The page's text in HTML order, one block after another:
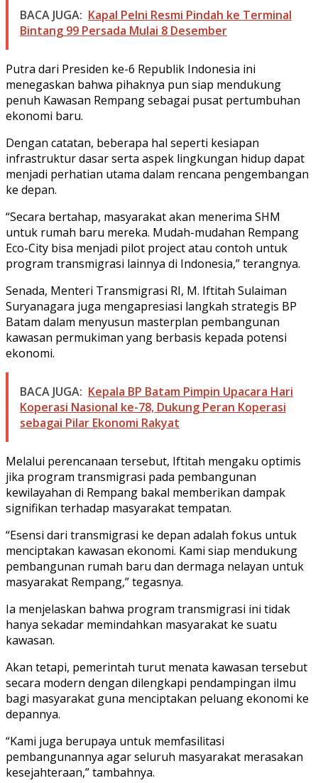
BACA JUGA: Kapal Pelni Resmi Pindah ke Terminal
Bintang 99 Persada Mulai 8 Desember
Putra dari Presiden ke-6 Republik Indonesia ini
menegaskan bahwa pihaknya pun siap mendukung
penuh Kawasan Rempang sebagai pusat pertumbuhan
ekonomi baru.
Dengan catatan, beberapa hal seperti kesiapan
infrastruktur dasar serta aspek lingkungan hidup dapat
menjadi perhatian utama dalam rencana pengembangan
ke depan.
“Secara bertahap, masyarakat akan menerima SHM
untuk rumah baru mereka. Mudah-mudahan Rempang
Eco-City bisa menjadi pilot project atau contoh untuk
program transmigrasi lainnya di Indonesia,” terangnya.
Senada, Menteri Transmigrasi RI, M. Iftitah Sulaiman
Suryanagara juga mengapresiasi langkah strategis BP
Batam dalam menyusun masterplan pembangunan
kawasan permukiman yang berbasis kepada potensi
ekonomi.
BACA JUGA: Kepala BP Batam Pimpin Upacara Hari
Koperasi Nasional ke-78, Dukung Peran Koperasi
sebagai Pilar Ekonomi Rakyat
Melalui perencanaan tersebut, Iftitah mengaku optimis
jika program transmigrasi pada pembangunan
kewilayahan di Rempang bakal memberikan dampak
signifikan terhadap masyarakat tempatan.
“Esensi dari transmigrasi ke depan adalah fokus untuk
menciptakan kawasan ekonomi. Kami siap mendukung
pembangunan rumah baru dan dermaga nelayan untuk
masyarakat Rempang,” tegasnya.
Ia menjelaskan bahwa program transmigrasi ini tidak
hanya sekadar memindahkan masyarakat ke suatu
kawasan.
Akan tetapi, pemerintah turut menata kawasan tersebut
secara modern dengan dilengkapi pendampingan ilmu
bagi masyarakat guna menciptakan peluang ekonomi ke
depannya.
“Kami juga berupaya untuk memfasilitasi
pembangunannya agar seluruh masyarakat merasakan
kesejahteraan,” tambahnya.